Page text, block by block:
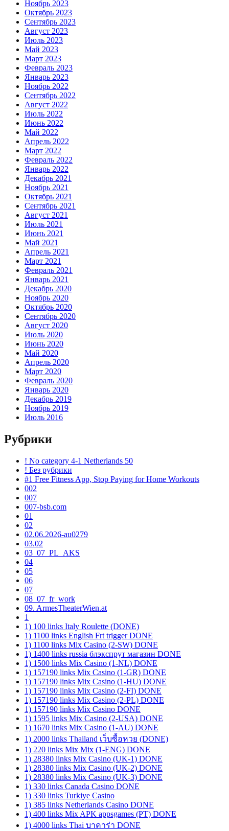
Ноябрь 2023
Октябрь 2023
Сентябрь 2023
Август 2023
Июль 2023
Май 2023
Март 2023
Февраль 2023
Январь 2023
Ноябрь 2022
Сентябрь 2022
Август 2022
Июль 2022
Июнь 2022
Май 2022
Апрель 2022
Март 2022
Февраль 2022
Январь 2022
Декабрь 2021
Ноябрь 2021
Октябрь 2021
Сентябрь 2021
Август 2021
Июль 2021
Июнь 2021
Май 2021
Апрель 2021
Март 2021
Февраль 2021
Январь 2021
Декабрь 2020
Ноябрь 2020
Октябрь 2020
Сентябрь 2020
Август 2020
Июль 2020
Июнь 2020
Май 2020
Апрель 2020
Март 2020
Февраль 2020
Январь 2020
Декабрь 2019
Ноябрь 2019
Июль 2016
Рубрики
! No category 4-1 Netherlands 50
! Без рубрики
#1 Free Fitness App, Stop Paying for Home Workouts
002
007
007-bsb.com
01
02
02.06.2026-au0279
03.02
03_07_PL_AKS
04
05
06
07
08_07_fr_work
09. ArmesTheaterWien.at
1
1) 100 links Italy Roulette (DONE)
1) 1100 links English Frt trigger DONE
1) 1100 links Mix Casino (2-SW) DONE
1) 1400 links russia блэкспрут магазин DONE
1) 1500 links Mix Casino (1-NL) DONE
1) 157190 links Mix Casino (1-GR) DONE
1) 157190 links Mix Casino (1-HU) DONE
1) 157190 links Mix Casino (2-FI) DONE
1) 157190 links Mix Casino (2-PL) DONE
1) 157190 links Mix Casino DONE
1) 1595 links Mix Casino (2-USA) DONE
1) 1670 links Mix Casino (1-AU) DONE
1) 2000 links Thailand เว็บซื้อหวย (DONE)
1) 220 links Mix Mix (1-ENG) DONE
1) 28380 links Mix Casino (UK-1) DONE
1) 28380 links Mix Casino (UK-2) DONE
1) 28380 links Mix Casino (UK-3) DONE
1) 330 links Canada Casino DONE
1) 330 links Turkiye Casino
1) 385 links Netherlands Casino DONE
1) 400 links Mix APK appsgames (PT) DONE
1) 4000 links Thai บาคาร่า DONE